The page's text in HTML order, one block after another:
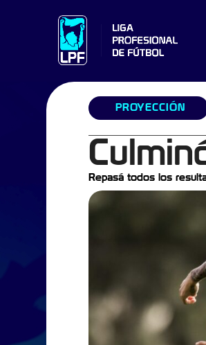
PROYECCIÓN
Repasá todos los